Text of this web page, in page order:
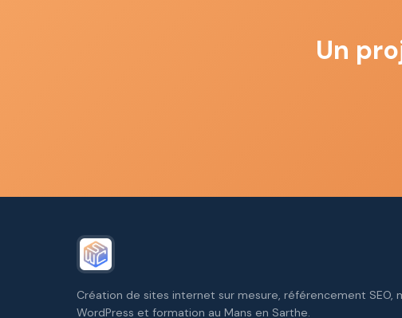
Un
Création de sites internet sur mesure, référencement SEO,
WordPress et formation au Mans en Sarthe.